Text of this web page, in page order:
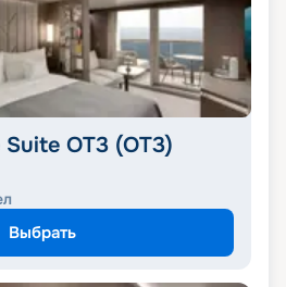
OT3 (OT3)
Выбрать